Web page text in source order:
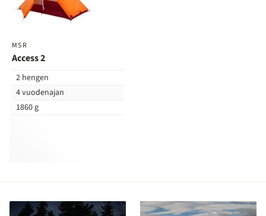
MSR
Access 2
2 hengen
4 vuodenajan
1860 g